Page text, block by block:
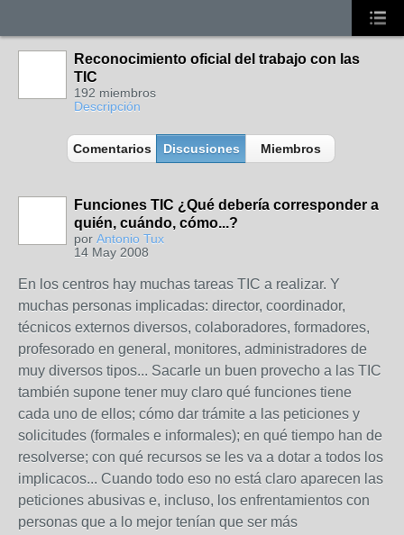
Reconocimiento oficial del trabajo con las
TIC
192 miembros
Descripción
Comentarios Discusiones Miembros
Funciones TIC ¿Qué debería corresponder a
quién, cuándo, cómo...?
por Antonio Tux
14 May 2008
En los centros hay muchas tareas TIC a realizar. Y
muchas personas implicadas: director, coordinador,
técnicos externos diversos, colaboradores, formadores,
profesorado en general, monitores, administradores de
muy diversos tipos... Sacarle un buen provecho a las TIC
también supone tener muy claro qué funciones tiene
cada uno de ellos; cómo dar trámite a las peticiones y
solicitudes (formales e informales); en qué tiempo han de
resolverse; con qué recursos se les va a dotar a todos los
implicacos... Cuando todo eso no está claro aparecen las
peticiones abusivas e, incluso, los enfrentamientos con
personas que a lo mejor tenían que ser más